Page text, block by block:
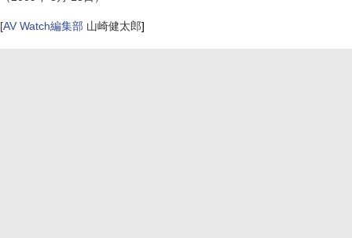
[AV Watch編集部 山崎健太郎]